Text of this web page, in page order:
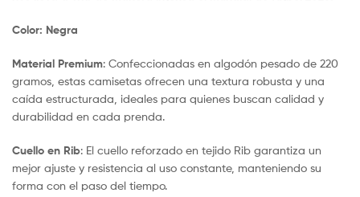
Color: Negra
Material Premium: Confeccionadas en algodón pesado de 220
gramos, estas camisetas ofrecen una textura robusta y una
caída estructurada, ideales para quienes buscan calidad y
durabilidad en cada prenda.
Cuello en Rib: El cuello reforzado en tejido Rib garantiza un
mejor ajuste y resistencia al uso constante, manteniendo su
forma con el paso del tiempo.